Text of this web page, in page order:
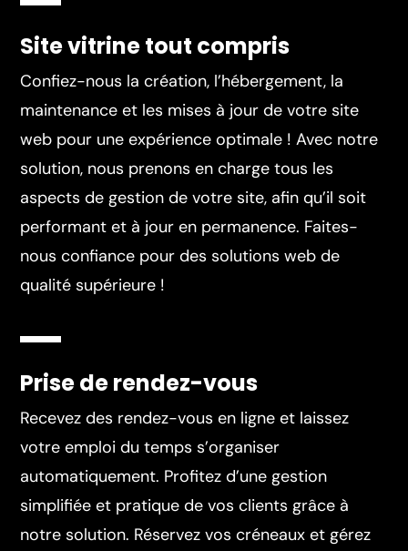
Site vitrine tout compris
Confiez-nous la création, l’hébergement, la
maintenance et les mises à jour de votre site
web pour une expérience optimale ! Avec notre
solution, nous prenons en charge tous les
aspects de gestion de votre site, afin qu’il soit
performant et à jour en permanence. Faites-
nous confiance pour des solutions web de
qualité supérieure !
Prise de rendez-vous
Recevez des rendez-vous en ligne et laissez
votre emploi du temps s’organiser
automatiquement. Profitez d’une gestion
simplifiée et pratique de vos clients grâce à
notre solution. Réservez vos créneaux et gérez